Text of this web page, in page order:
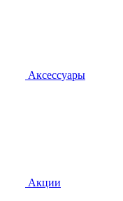
Аксессуары
Акции